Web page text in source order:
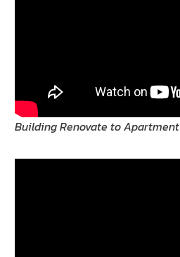
Building Renovate to Apartment